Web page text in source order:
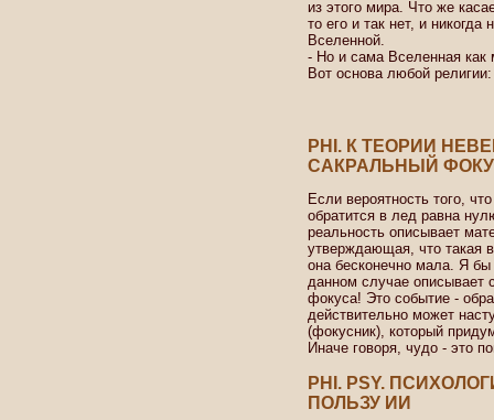
из этого мира. Что же
то его и так нет, и
Вселенной.
- Но и сама Вселенная как
Вот основа любой
PHI. К ТЕОРИИ
САКРАЛЬНЫЙ
Если вероятность того,
обратится в лед равна
реальность описывает
утверждающая, что такая
она бесконечно мала. Я бы
данном случае описывает
фокуса! Это событие -
действительно может
(фокусник), который
Иначе говоря, чудо - это
PHI. PSY.
ПОЛЬЗУ ИИ